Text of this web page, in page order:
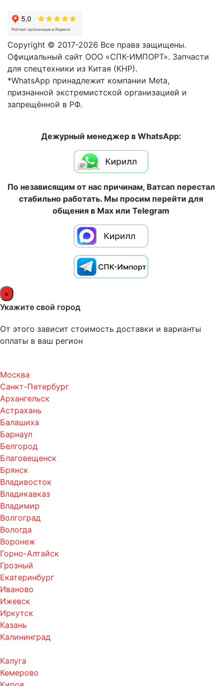
Copyright © 2017-2026 Все права защищены.
Официальный сайт ООО «СПК-ИМПОРТ». Запчасти
для спецтехники из Китая (КНР).
*WhatsApp принадлежит компании Meta,
признанной экстремистской организацией и
запрещённой в РФ.
Дежурный менеджер в WhatsApp:
По независящим от нас причинам, Ватсап перестал
стабильно работать. Мы просим перейти для
общения в Max или Telegram
×
Укажите свой город
От этого зависит стоимость доставки и варианты
оплаты в ваш регион
Москва
Санкт-Петербург
Архангельск
Астрахань
Балашиха
Барнаул
Белгород
Благовещенск
Брянск
Владивосток
Владикавказ
Владимир
Волгоград
Вологда
Воронеж
Горно-Алтайск
Грозный
Екатеринбург
Иваново
Ижевск
Иркутск
Казань
Калининград
Калуга
Кемерово